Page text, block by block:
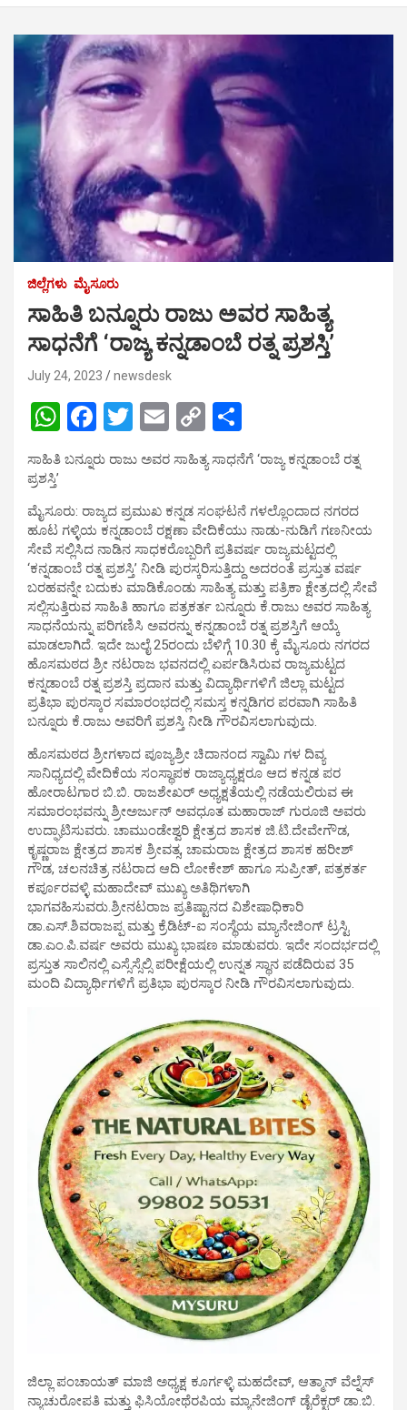
ಜಿಲ್ಲೆಗಳು ಮೈಸೂರು
ಸಾಹಿತಿ ಬನ್ನೂರು ರಾಜು ಅವರ ಸಾಹಿತ್ಯ
ಸಾಧನೆಗೆ ‘ರಾಜ್ಯ ಕನ್ನಡಾಂಬೆ ರತ್ನ ಪ್ರಶಸ್ತಿ’
July 24, 2023 newsdesk
W
h
at
s
A
p
p
F
a
ce
b
o
o
k
T
wi
tt
er
E
m
ail
C
o
py
Li
n
k
h
ar
e
ಸಾಹಿತಿ ಬನ್ನೂರು ರಾಜು ಅವರ ಸಾಹಿತ್ಯ ಸಾಧನೆಗೆ ‘ರಾಜ್ಯ ಕನ್ನಡಾಂಬೆ ರತ್ನ
ಪ್ರಶಸ್ತಿ’
ಮೈಸೂರು: ರಾಜ್ಯದ ಪ್ರಮುಖ ಕನ್ನಡ ಸಂಘಟನೆ ಗಳಲ್ಲೊಂದಾದ ನಗರದ
ಹೂಟ ಗಳ್ಳಿಯ ಕನ್ನಡಾಂಬೆ ರಕ್ಷಣಾ ವೇದಿಕೆಯು ನಾಡು-ನುಡಿಗೆ ಗಣನೀಯ
ಸೇವೆ ಸಲ್ಲಿಸಿದ ನಾಡಿನ ಸಾಧಕರೊಬ್ಬರಿಗೆ ಪ್ರತಿವರ್ಷ ರಾಜ್ಯಮಟ್ಟದಲ್ಲಿ
‘ಕನ್ನಡಾಂಬೆ ರತ್ನ ಪ್ರಶಸ್ತಿ’ ನೀಡಿ ಪುರಸ್ಕರಿಸುತ್ತಿದ್ದು ಅದರಂತೆ ಪ್ರಸ್ತುತ ವರ್ಷ
ಬರಹವನ್ನೇ ಬದುಕು ಮಾಡಿಕೊಂಡು ಸಾಹಿತ್ಯ ಮತ್ತು ಪತ್ರಿಕಾ ಕ್ಷೇತ್ರದಲ್ಲಿ ಸೇವೆ
ಸಲ್ಲಿಸುತ್ತಿರುವ ಸಾಹಿತಿ ಹಾಗೂ ಪತ್ರಕರ್ತ ಬನ್ನೂರು ಕೆ.ರಾಜು ಅವರ ಸಾಹಿತ್ಯ
ಸಾಧನೆಯನ್ನು ಪರಿಗಣಿಸಿ ಅವರನ್ನು ಕನ್ನಡಾಂಬೆ ರತ್ನ ಪ್ರಶಸ್ತಿಗೆ ಆಯ್ಕೆ
ಮಾಡಲಾಗಿದೆ. ಇದೇ ಜುಲೈ 25ರಂದು ಬೆಳಿಗ್ಗೆ 10.30 ಕ್ಕೆ ಮೈಸೂರು ನಗರದ
ಹೊಸಮಠದ ಶ್ರೀ ನಟರಾಜ ಭವನದಲ್ಲಿ ಏರ್ಪಡಿಸಿರುವ ರಾಜ್ಯಮಟ್ಟದ
ಕನ್ನಡಾಂಬೆ ರತ್ನ ಪ್ರಶಸ್ತಿ ಪ್ರದಾನ ಮತ್ತು ವಿದ್ಯಾರ್ಥಿಗಳಿಗೆ ಜಿಲ್ಲಾ ಮಟ್ಟದ
ಪ್ರತಿಭಾ ಪುರಸ್ಕಾರ ಸಮಾರಂಭದಲ್ಲಿ ಸಮಸ್ತ ಕನ್ನಡಿಗರ ಪರವಾಗಿ ಸಾಹಿತಿ
ಬನ್ನೂರು ಕೆ.ರಾಜು ಅವರಿಗೆ ಪ್ರಶಸ್ತಿ ನೀಡಿ ಗೌರವಿಸಲಾಗುವುದು.
ಹೊಸಮಠದ ಶ್ರೀಗಳಾದ ಪೂಜ್ಯಶ್ರೀ ಚಿದಾನಂದ ಸ್ವಾಮಿ ಗಳ ದಿವ್ಯ
ಸಾನಿಧ್ಯದಲ್ಲಿ ವೇದಿಕೆಯ ಸಂಸ್ಥಾಪಕ ರಾಜ್ಯಾಧ್ಯಕ್ಷರೂ ಆದ ಕನ್ನಡ ಪರ
ಹೋರಾಟಗಾರ ಬಿ.ಬಿ. ರಾಜಶೇಖರ್ ಅಧ್ಯಕ್ಷತೆಯಲ್ಲಿ ನಡೆಯಲಿರುವ ಈ
ಸಮಾರಂಭವನ್ನು ಶ್ರೀಅರ್ಜುನ್ ಅವಧೂತ ಮಹಾರಾಜ್ ಗುರೂಜಿ ಅವರು
ಉದ್ಘಾಟಿಸುವರು. ಚಾಮುಂಡೇಶ್ವರಿ ಕ್ಷೇತ್ರದ ಶಾಸಕ ಜಿ.ಟಿ.ದೇವೇಗೌಡ,
ಕೃಷ್ಣರಾಜ ಕ್ಷೇತ್ರದ ಶಾಸಕ ಶ್ರೀವತ್ಸ, ಚಾಮರಾಜ ಕ್ಷೇತ್ರದ ಶಾಸಕ ಹರೀಶ್
ಗೌಡ, ಚಲನಚಿತ್ರ ನಟರಾದ ಆದಿ ಲೋಕೇಶ್ ಹಾಗೂ ಸುಪ್ರೀತ್, ಪತ್ರಕರ್ತ
ಕರ್ಪೂರವಳ್ಳಿ ಮಹಾದೇವ್ ಮುಖ್ಯ ಅತಿಥಿಗಳಾಗಿ
ಭಾಗವಹಿಸುವರು.ಶ್ರೀನಟರಾಜ ಪ್ರತಿಷ್ಟಾನದ ವಿಶೇಷಾಧಿಕಾರಿ
ಡಾ.ಎಸ್.ಶಿವರಾಜಪ್ಪ ಮತ್ತು ಕ್ರೆಡಿಟ್-ಐ ಸಂಸ್ಥೆಯ ಮ್ಯಾನೇಜಿಂಗ್ ಟ್ರಸ್ಟಿ
ಡಾ.ಎಂ.ಪಿ.ವರ್ಷ ಅವರು ಮುಖ್ಯ ಭಾಷಣ ಮಾಡುವರು. ಇದೇ ಸಂದರ್ಭದಲ್ಲಿ
ಪ್ರಸ್ತುತ ಸಾಲಿನಲ್ಲಿ ಎಸ್ಸೆಸ್ಸೆಲ್ಸಿ ಪರೀಕ್ಷೆಯಲ್ಲಿ ಉನ್ನತ ಸ್ಥಾನ ಪಡೆದಿರುವ 35
ಮಂದಿ ವಿದ್ಯಾರ್ಥಿಗಳಿಗೆ ಪ್ರತಿಭಾ ಪುರಸ್ಕಾರ ನೀಡಿ ಗೌರವಿಸಲಾಗುವುದು.
ಜಿಲ್ಲಾ ಪಂಚಾಯತ್ ಮಾಜಿ ಅಧ್ಯಕ್ಷ ಕೂರ್ಗಳ್ಳಿ ಮಹದೇವ್, ಆತ್ಮಾನ್ ವೆಲ್ನೆಸ್
ನ್ಯಾಚುರೋಪತಿ ಮತ್ತು ಫಿಸಿಯೋಥೆರಪಿಯ ಮ್ಯಾನೇಜಿಂಗ್ ಡೈರೆಕ್ಟರ್ ಡಾ.ಬಿ.